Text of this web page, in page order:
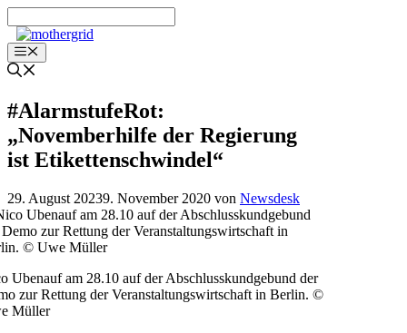
Inhalt
springenMenü
#AlarmstufeRot:
„Novemberhilfe der Regierung
ist Etikettenschwindel“
29. August 20239. November 2020 von Newsdesk
Ubenauf am 28.10 auf der Abschlusskundgebund der
zur Rettung der Veranstaltungswirtschaft in Berlin. ©
Müller